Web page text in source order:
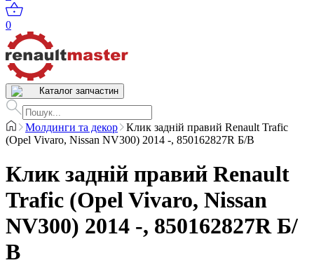
0
Каталог запчастин
Молдинги та декор
Клик задній правий Renault Trafic
(Opel Vivaro, Nissan NV300) 2014 -, 850162827R Б/В
Клик задній правий Renault
Trafic (Opel Vivaro, Nissan
NV300) 2014 -, 850162827R Б/
В